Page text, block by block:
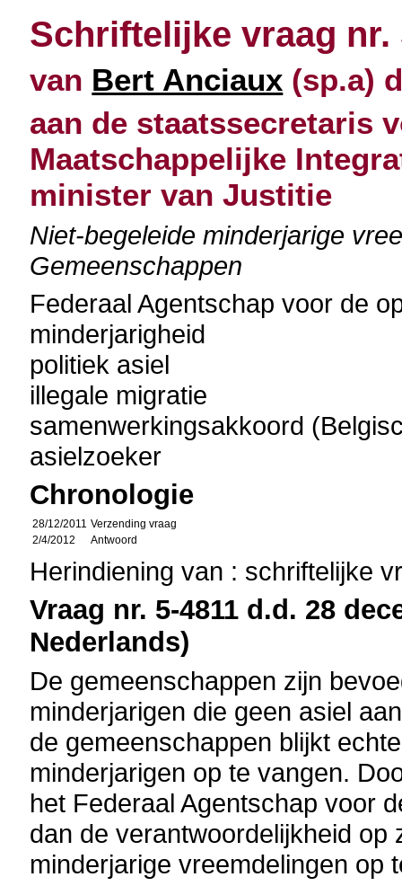
Schriftelijke vraag nr.
van Bert Anciaux (sp.a)
aan de staatssecretaris
Maatschappelijke
minister van Justitie
Niet-begeleide minderjarige
Gemeenschappen
Federaal Agentschap voor de
minderjarigheid
politiek asiel
illegale migratie
samenwerkingsakkoord
asielzoeker
Chronologie
28/12/2011 Verzending vraag
2/4/2012
Antwoord
Herindiening van : schriftelijke
Vraag nr. 5-4811 d.d. 28
Nederlands)
De gemeenschappen zijn
minderjarigen die geen asiel
de gemeenschappen blijkt
minderjarigen op te vangen.
het Federaal Agentschap voor
dan de verantwoordelijkheid op
minderjarige vreemdelingen op